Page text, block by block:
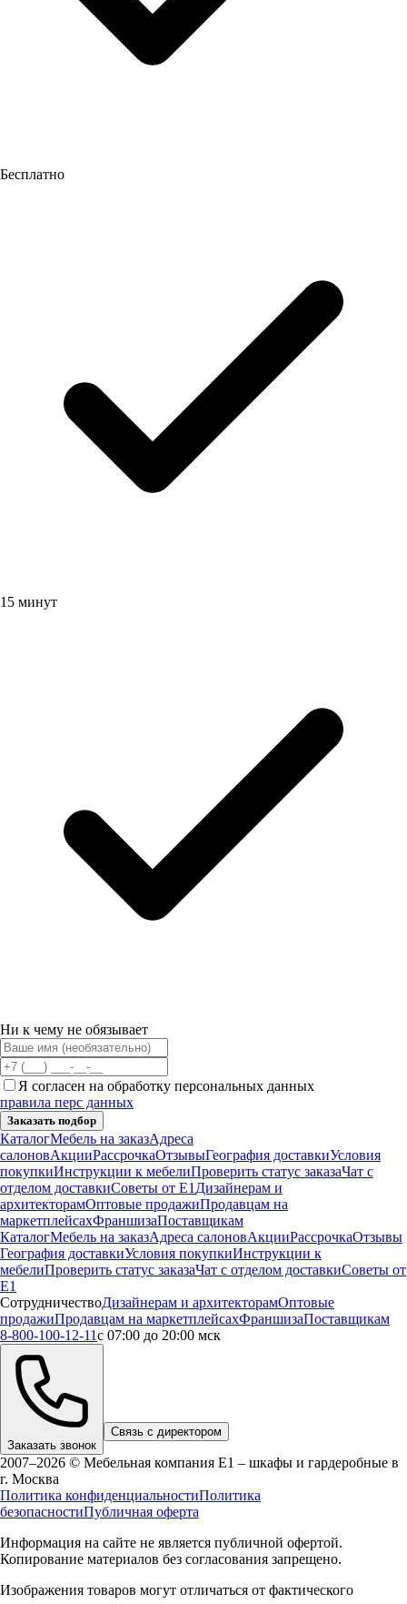
Бесплатно
15 минут
Ни к чему не обязывает
Я согласен на обработку персональных данных
правила перс данных
Заказать подбор
КаталогМебель на заказАдреса
салоновАкцииРассрочкаОтзывыГеография доставкиУсловия
покупкиИнструкции к мебелиПроверить статус заказаЧат с
отделом доставкиСоветы от Е1 Дизайнерам и
архитекторамОптовые продажиПродавцам на
маркетплейсахФраншизаПоставщикам
КаталогМебель на заказАдреса салоновАкцииРассрочкаОтзывы
География доставкиУсловия покупкиИнструкции к
мебелиПроверить статус заказаЧат с отделом доставкиСоветы от
Е1
СотрудничествоДизайнерам и архитекторамОптовые
продажиПродавцам на маркетплейсахФраншизаПоставщикам
8-800-100-12-11с 07:00 до 20:00 мск
Заказать звонок
Связь с директором
2007–2026 © Мебельная компания Е1 – шкафы и гардеробные в
г. Москва
Политика конфиденциальностиПолитика
безопасностиПубличная оферта
Информация на сайте не является публичной офертой.
Копирование материалов без согласования запрещено.
Изображения товаров могут отличаться от фактического